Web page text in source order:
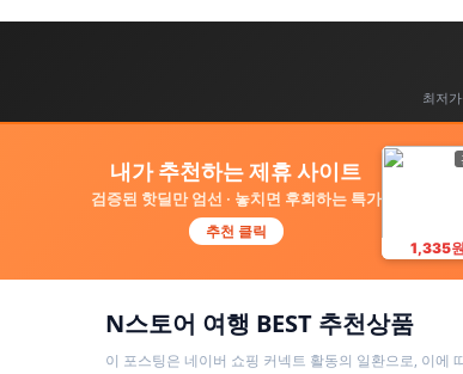
최저
내가 추천하는 제휴 사이트
검증된 핫딜만 엄선 · 놓치면 후회하는 특가
추천 클릭
1,335원
N스토어 여행 BEST 추천상품
이 포스팅은 네이버 쇼핑 커넥트 활동의 일환으로, 이에